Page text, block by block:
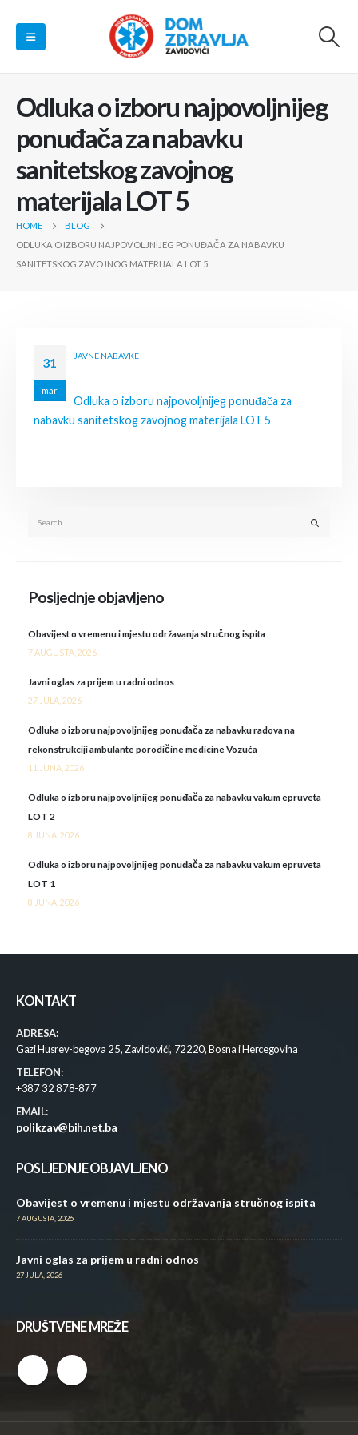
Odluka o izboru najpovoljnijeg
ponuđača za nabavku
sanitetskog zavojnog
materijala LOT 5
HOME
BLOG
ODLUKA O IZBORU NAJPOVOLJNIJEG PONUĐAČA ZA NABAVKU
SANITETSKOG ZAVOJNOG MATERIJALA LOT 5
31
mar
JAVNE NABAVKE
Odluka o izboru najpovoljnijeg ponuđača za
nabavku sanitetskog zavojnog materijala LOT 5
Posljednje objavljeno
Obavijest o vremenu i mjestu održavanja stručnog ispita
7 AUGUSTA, 2026
Javni oglas za prijem u radni odnos
27 JULA, 2026
Odluka o izboru najpovoljnijeg ponuđača za nabavku radova na
rekonstrukciji ambulante porodičine medicine Vozuća
11 JUNA, 2026
Odluka o izboru najpovoljnijeg ponuđača za nabavku vakum epruveta
LOT 2
8 JUNA, 2026
Odluka o izboru najpovoljnijeg ponuđača za nabavku vakum epruveta
LOT 1
8 JUNA, 2026
KONTAKT
ADRESA:
Gazi Husrev-begova 25, Zavidovići, 72220, Bosna i Hercegovina
TELEFON:
+387 32 878-877
EMAIL:
polikzav@bih.net.ba
POSLJEDNJE OBJAVLJENO
Obavijest o vremenu i mjestu održavanja stručnog ispita
7 AUGUSTA, 2026
Javni oglas za prijem u radni odnos
27 JULA, 2026
DRUŠTVENE MREŽE